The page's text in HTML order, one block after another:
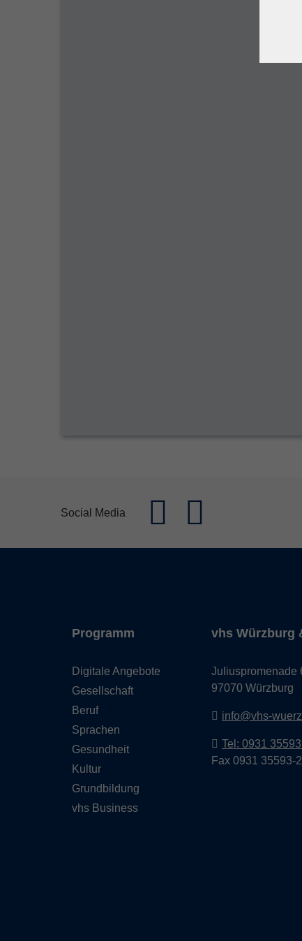
Social Media
Programm
Digitale Angebote
Gesellschaft
Beruf
Sprachen
Gesundheit
Kultur
Grundbildung
vhs Business
vhs Würzburg
Juliuspromenade
97070 Würzburg
info@vhs-
Tel: 0931
Fax 0931 35593-